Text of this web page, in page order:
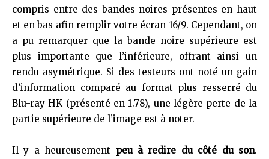
compris entre des bandes noires présentes en haut
et en bas afin remplir votre écran 16/9. Cependant, on
a pu remarquer que la bande noire supérieure est
plus importante que l’inférieure, offrant ainsi un
rendu asymétrique. Si des testeurs ont noté un gain
d’information comparé au format plus resserré du
Blu-ray HK (présenté en 1.78), une légère perte de la
partie supérieure de l’image est à noter.
Il y a heureusement peu à redire du côté du son.